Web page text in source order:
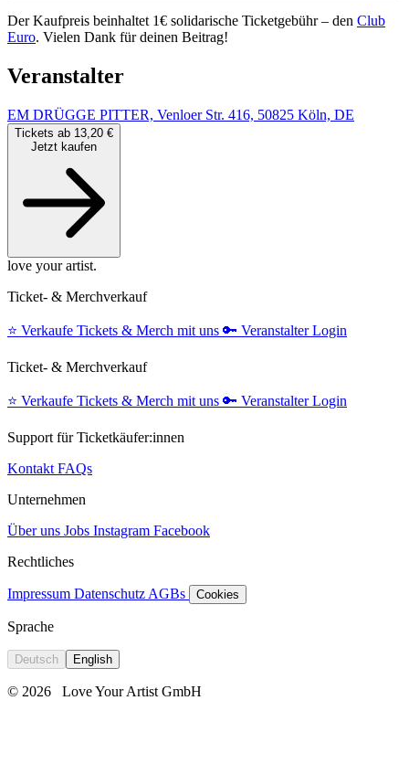
Der Kaufpreis beinhaltet 1€ solidarische Ticketgebühr – den Club
Euro. Vielen Dank für deinen Beitrag!
Veranstalter
EM DRÜGGE PITTER, Venloer Str. 416, 50825 Köln, DE
Tickets ab 13,20 €
Jetzt kaufen
love your artist.
Ticket- & Merchverkauf
⭐️ Verkaufe Tickets & Merch mit uns 🔑 Veranstalter Login
Ticket- & Merchverkauf
⭐️ Verkaufe Tickets & Merch mit uns 🔑 Veranstalter Login
Support für Ticketkäufer:innen
Kontakt FAQs
Unternehmen
Über uns Jobs Instagram Facebook
Rechtliches
Impressum Datenschutz AGBs Cookies
Sprache
Deutsch English
© 2026 Love Your Artist GmbH